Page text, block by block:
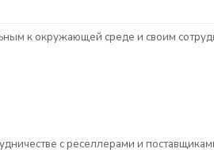
к окружающей среде и своим
с реселлерами и